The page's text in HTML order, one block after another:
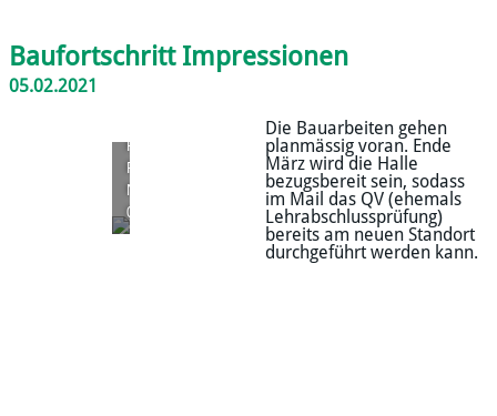
Baufortschritt Impressionen
05.02.2021
Flur
Richtung
Nord
05.02.2021
Die Bauarbeiten gehen
planmässig voran. Ende
März wird die Halle
bezugsbereit sein, sodass
im Mail das QV (ehemals
Lehrabschlussprüfung)
bereits am neuen Standort
durchgeführt werden kann.